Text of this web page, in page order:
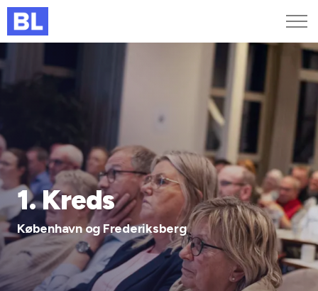
Genveje
MitBL
1. Kreds
København og Frederiksberg